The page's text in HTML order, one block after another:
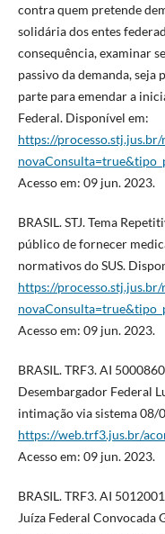
contra quem pretende
solidária dos entes
consequência, examinar
passivo da demanda,
parte para emendar a
Federal. Disponível em:
https://
Acesso em: 09 jun. 2023.
BRASIL. STJ. Tema
público de fornecer
normativos do SUS.
https://
Acesso em: 09 jun. 2023.
BRASIL. TRF3. AI
Desembargador Federal
intimação via sistema
https://web.trf3.jus.br/
Acesso em: 09 jun. 2023.
BRASIL. TRF3. AI
Juíza Federal Convocada